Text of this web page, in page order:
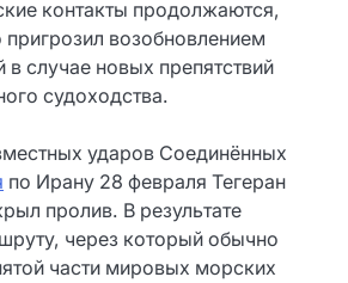
контакты продолжаются,
возобновлением
в случае новых препятствий
судоходства.
ударов Соединённых
по Ирану 28 февраля Тегеран
пролив. В результате
через который обычно
части мировых морских